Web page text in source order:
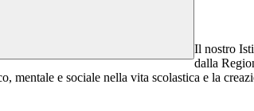
Il nostro
dalla
mentale e sociale nella vita scolastica e la